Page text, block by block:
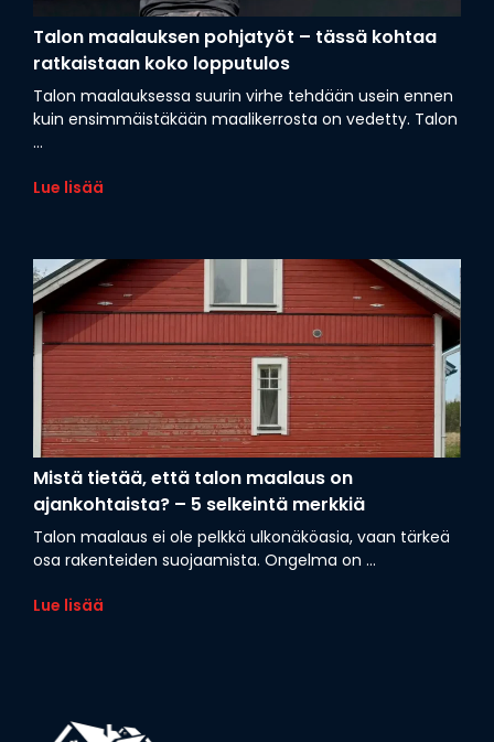
Talon maalauksen pohjatyöt – tässä kohtaa
ratkaistaan koko lopputulos
Talon maalauksessa suurin virhe tehdään usein ennen
kuin ensimmäistäkään maalikerrosta on vedetty. Talon
...
Lue lisää
Mistä tietää, että talon maalaus on
ajankohtaista? – 5 selkeintä merkkiä
Talon maalaus ei ole pelkkä ulkonäköasia, vaan tärkeä
osa rakenteiden suojaamista. Ongelma on ...
Lue lisää